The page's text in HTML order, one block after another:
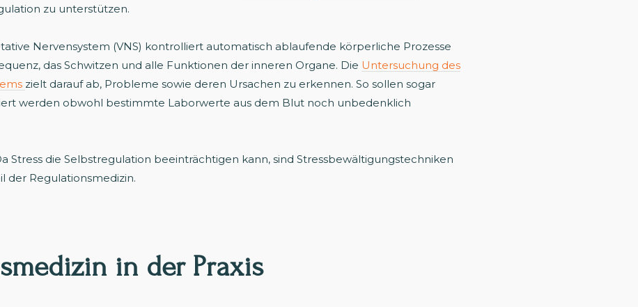
zu unterstützen.
Nervensystem (VNS) kontrolliert automatisch ablaufende körperliche Prozesse
das Schwitzen und alle Funktionen der inneren Organe. Die Untersuchung des
zielt darauf ab, Probleme sowie deren Ursachen zu erkennen. So sollen sogar
werden obwohl bestimmte Laborwerte aus dem Blut noch unbedenklich
Stress die Selbstregulation beeinträchtigen kann, sind Stressbewältigungstechniken
der Regulationsmedizin.
in der Praxis